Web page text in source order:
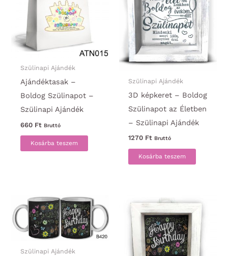
Szülinapi Ajándék
Ajándéktasak –
Boldog Szülinapot –
Szülinapi Ajándék
660 Ft Bruttó
Kosárba teszem
Szülinapi Ajándék
3D képkeret – Boldog
Szülinapot az Életben
– Szülinapi Ajándék
1270 Ft Bruttó
Kosárba teszem
Szülinapi Ajándék